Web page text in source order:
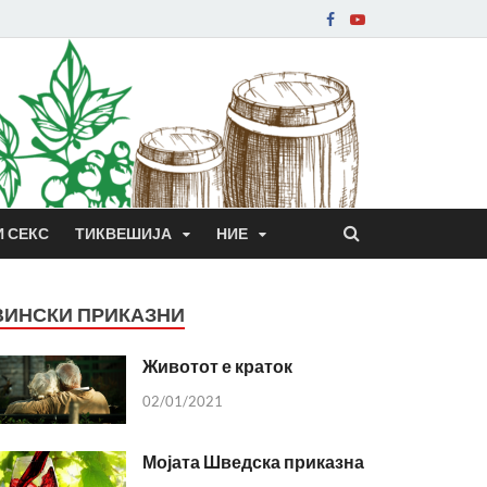
СЕКС ТИКВЕШИЈА НИЕ
ПРИКАЗНИ
Животот е краток
02/01/2021
Мојата Шведска приказна